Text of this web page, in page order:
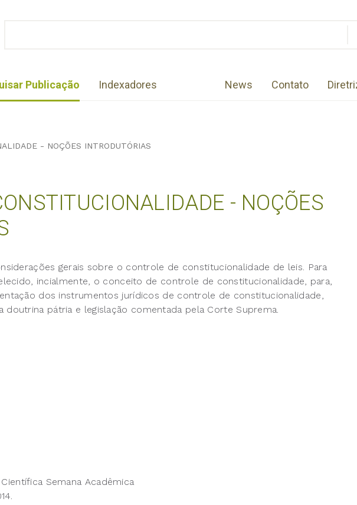
Publicação Indexadores News Contato
- NOÇÕES INTRODUTÓRIAS
- NOÇÕES
gerais sobre o controle de constitucionalidade de leis. Para
incialmente, o conceito de controle de constitucionalidade, para,
dos instrumentos jurídicos de controle de constitucionalidade,
pátria e legislação comentada pela Corte Suprema.
Semana Acadêmica